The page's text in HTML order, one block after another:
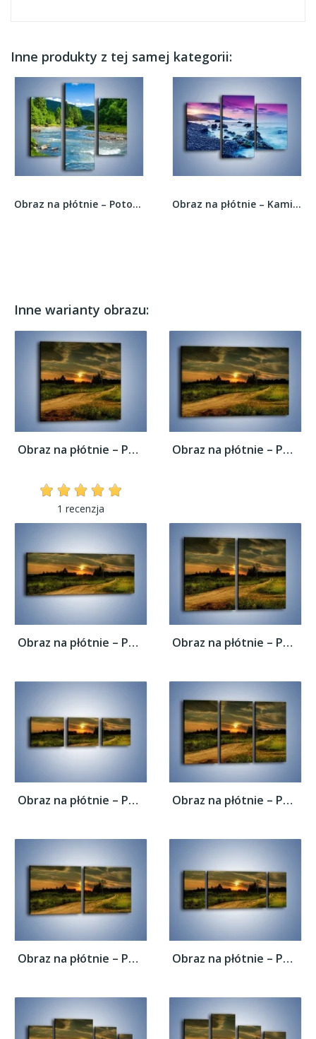
Inne produkty z tej samej kategorii:
Obraz na płótnie – Potok drzewa i niebo –... Obraz na płótnie – Kamienny brzeg nad błękitem...
Inne warianty obrazu:
Obraz na płótnie – Polana z małym...
1 recenzja
Obraz na płótnie – Polana z małym...
Obraz na płótnie – Polana z małym... Obraz na płótnie – Polana z małym...
Obraz na płótnie – Polana z małym... Obraz na płótnie – Polana z małym...
Obraz na płótnie – Polana z małym... Obraz na płótnie – Polana z małym...